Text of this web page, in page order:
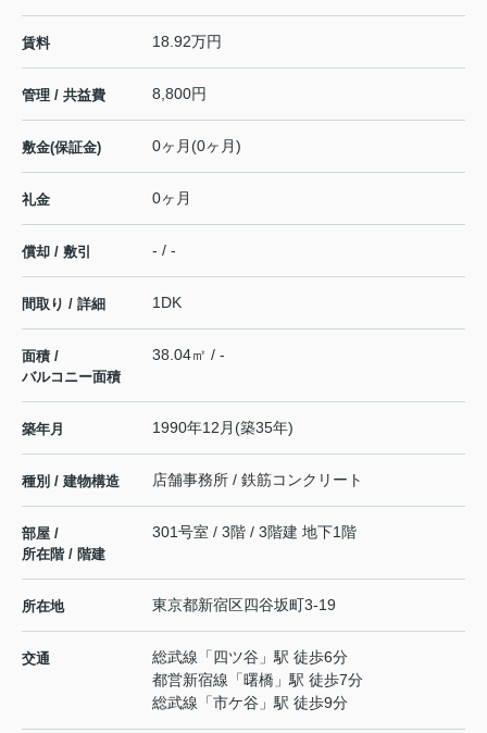
賃料 18.92万円
管理 / 共益費 8,800円
敷金(保証金) 0ヶ月(0ヶ月)
礼金 0ヶ月
償却 / 敷引 - / -
間取り / 詳細 1DK
面積 /
バルコニー面積
38.04㎡ / -
築年月 1990年12月(築35年)
種別 / 建物構造 店舗事務所 / 鉄筋コンクリート
部屋 /
所在階 / 階建
301号室 / 3階 / 3階建 地下1階
所在地 東京都新宿区四谷坂町3-19
交通 総武線 「四ツ谷 」駅 徒歩6分
都営新宿線 「曙橋 」駅 徒歩7分
総武線 「市ケ谷 」駅 徒歩9分